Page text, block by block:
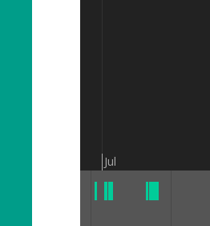
Jul